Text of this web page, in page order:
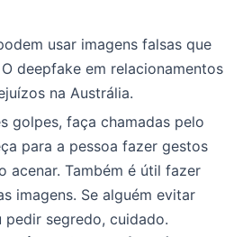
usar imagens falsas que
deepfake em relacionamentos
na Austrália.
golpes, faça chamadas pelo
para a pessoa fazer gestos
acenar. Também é útil fazer
imagens. Se alguém evitar
segredo, cuidado.